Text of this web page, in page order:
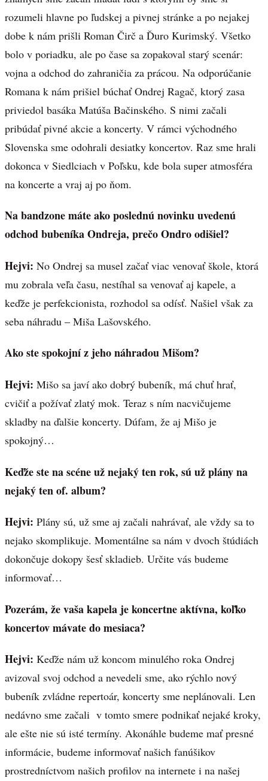
rozumeli hlavne po ľudskej a pivnej stránke a po nejakej
dobe k nám prišli Roman Čirč a Ďuro Kurimský. Všetko
bolo v poriadku, ale po čase sa zopakoval starý scenár:
vojna a odchod do zahraničia za prácou. Na odporúčanie
Romana k nám prišiel búchať Ondrej Ragač, ktorý zasa
priviedol basáka Matúša Bačinského. S nimi začali
pribúdať pivné akcie a koncerty. V rámci východného
Slovenska sme odohrali desiatky koncertov. Raz sme hrali
dokonca v Siedlciach v Poľsku, kde bola super atmosféra
na koncerte a vraj aj po ňom.
Na bandzone máte ako poslednú novinku uvedenú
odchod bubeníka Ondreja, prečo Ondro odišiel?
Hejvi: No Ondrej sa musel začať viac venovať škole, ktorá
mu zobrala veľa času, nestíhal sa venovať aj kapele, a
keďže je perfekcionista, rozhodol sa odísť. Našiel však za
seba náhradu – Miša Lašovského.
Ako ste spokojní z jeho náhradou Mišom?
Hejvi: Mišo sa javí ako dobrý bubeník, má chuť hrať,
cvičiť a požívať zlatý mok. Teraz s ním nacvičujeme
skladby na ďalšie koncerty. Dúfam, že aj Mišo je
spokojný…
Keďže ste na scéne už nejaký ten rok, sú už plány na
nejaký ten of. album?
Hejvi: Plány sú, už sme aj začali nahrávať, ale vždy sa to
nejako skomplikuje. Momentálne sa nám v dvoch štúdiách
dokončuje dokopy šesť skladieb. Určite vás budeme
informovať…
Pozerám, že vaša kapela je koncertne aktívna, koľko
koncertov mávate do mesiaca?
Hejvi: Keďže nám už koncom minulého roka Ondrej
avizoval svoj odchod a nevedeli sme, ako rýchlo nový
bubeník zvládne repertoár, koncerty sme neplánovali. Len
nedávno sme začali v tomto smere podnikať nejaké kroky,
ale ešte nie sú isté termíny. Akonáhle budeme mať presné
informácie, budeme informovať našich fanúšikov
prostredníctvom našich profilov na internete i na našej